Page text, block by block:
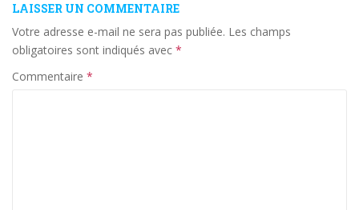
LAISSER UN COMMENTAIRE
Votre adresse e-mail ne sera pas publiée. Les champs
obligatoires sont indiqués avec *
Commentaire *